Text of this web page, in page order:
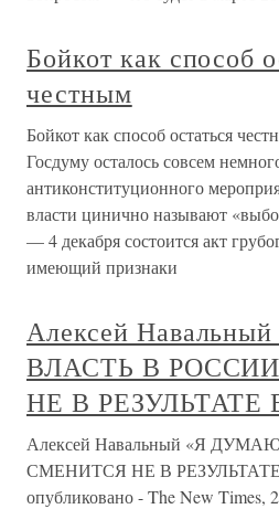
Бойкот как способ
честным
Бойкот как способ остаться
Госдуму осталось совсем
антиконституционного
власти цинично называют
— 4 декабря состоится акт
имеющий признаки
Алексей
ВЛАСТЬ В
НЕ В РЕЗУЛЬТАТЕ
Алексей Навальный «Я
СМЕНИТСЯ НЕ В
опубликовано - The New Times,